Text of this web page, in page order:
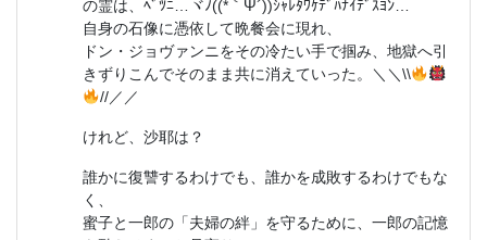
の霊は、ﾍﾞﾂﾆ…ヾﾉ((*｀Ψ´))ｼｬﾚﾀﾜｹﾃﾞﾊﾅｲﾃﾞｽﾖﾝ…
自身の石像に憑依して晩餐会に現れ、
ドン・ジョヴァンニをその冷たい手で掴み、地獄へ引
きずりこんでそのまま共に消えていった。＼＼\\
//／／
けれど、沙耶は？
誰かに復讐するわけでも、誰かを成敗するわけでもな
く、
蜜子と一郎の「夫婦の絆」を守るために、一郎の記憶